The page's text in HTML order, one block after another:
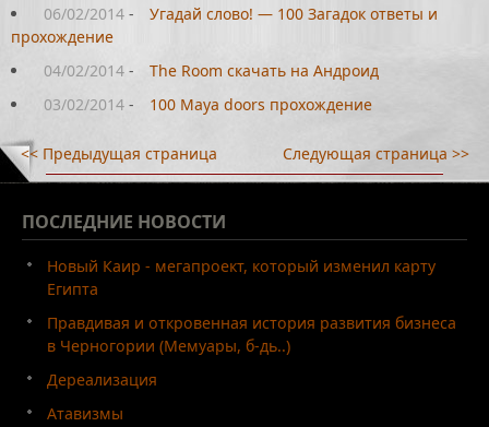
06/02/2014 -
Угадай слово! — 100 Загадок ответы и
прохождение
04/02/2014 -
The Room скачать на Андроид
03/02/2014 - 100 Maya doors прохождение
<< Предыдущая страница Следующая страница >>
ПОСЛЕДНИЕ НОВОСТИ
Новый Каир - мегапроект, который изменил карту
Египта
Правдивая и откровенная история развития бизнеса
в Черногории (Мемуары, б-дь..)
Дереализация
Атавизмы